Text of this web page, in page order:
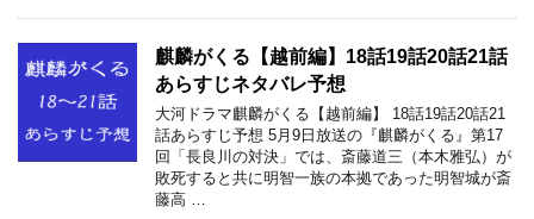
麒麟がくる【越前編】18話19話20話21話
あらすじネタバレ予想
大河ドラマ麒麟がくる【越前編】 18話19話20話21
話あらすじ予想 5月9日放送の『麒麟がくる』第17
回「長良川の対決」では、斎藤道三（本木雅弘）が
敗死すると共に明智一族の本拠であった明智城が斎
藤高 …